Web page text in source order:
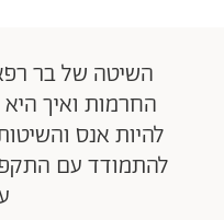
השיטה של בר
החרמות ואיך
להיות אנס
להתמודד עם